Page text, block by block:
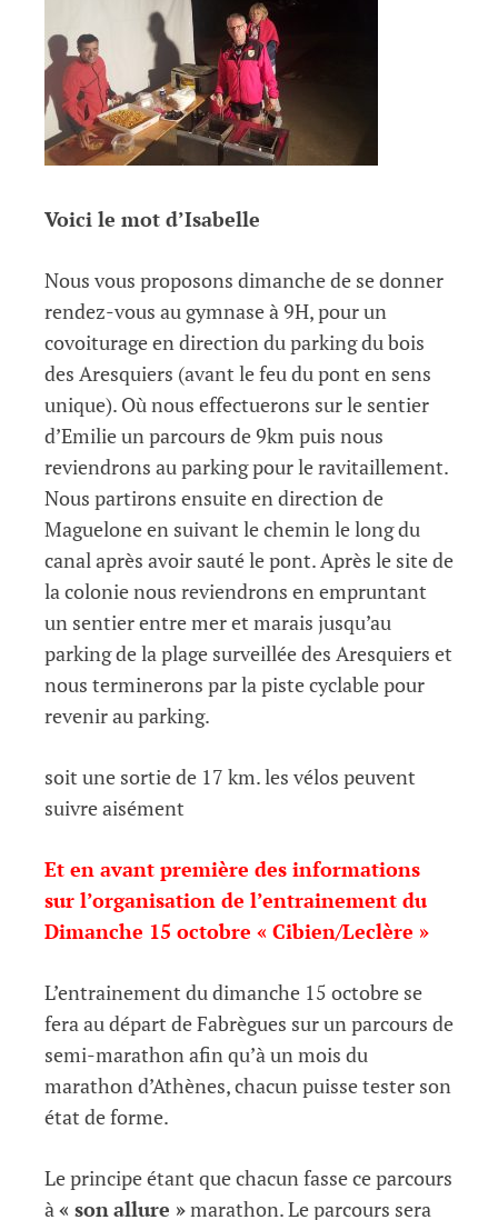
Voici le mot d’Isabelle
Nous vous proposons dimanche de se donner
rendez-vous au gymnase à 9H, pour un
covoiturage en direction du parking du bois
des Aresquiers (avant le feu du pont en sens
unique). Où nous effectuerons sur le sentier
d’Emilie un parcours de 9km puis nous
reviendrons au parking pour le ravitaillement.
Nous partirons ensuite en direction de
Maguelone en suivant le chemin le long du
canal après avoir sauté le pont. Après le site de
la colonie nous reviendrons en empruntant
un sentier entre mer et marais jusqu’au
parking de la plage surveillée des Aresquiers et
nous terminerons par la piste cyclable pour
revenir au parking.
soit une sortie de 17 km. les vélos peuvent
suivre aisément
Et en avant première des informations
sur l’organisation de l’entrainement du
Dimanche 15 octobre « Cibien/Leclère »
L’entrainement du dimanche 15 octobre se
fera au départ de Fabrègues sur un parcours de
semi-marathon afin qu’à un mois du
marathon d’Athènes, chacun puisse tester son
état de forme.
Le principe étant que chacun fasse ce parcours
à« sonallure »marathon. Le parcours sera